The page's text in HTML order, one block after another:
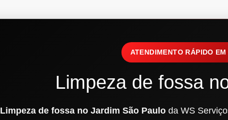
ATENDIMENTO RÁPIDO
Limpeza de fossa
Limpeza de fossa no Jardim São Pauloda WS